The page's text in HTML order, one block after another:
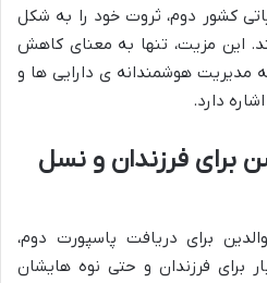
کشور دوم، ثروت خود را به شکل
این مزیت، تنها به معنای کاهش
مدیریت هوشمندانه ی دارایی ها و
دارد.
برای فرزندان و نسل
برای دریافت پاسپورت دوم،
برای فرزندان و حتی نوه هایشان